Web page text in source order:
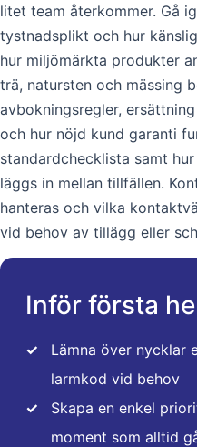
litet team återkommer. Gå
tystnadsplikt och hur
hur miljömärkta produkter
trä, natursten och mässing
avbokningsregler,
och hur nöjd kund garanti
standardchecklista samt
läggs in mellan tillfällen.
hanteras och vilka
vid behov av tillägg eller
Inför första
✓
Lämna över nycklar
larmkod vid behov
✓
Skapa en enkel
moment som alltid